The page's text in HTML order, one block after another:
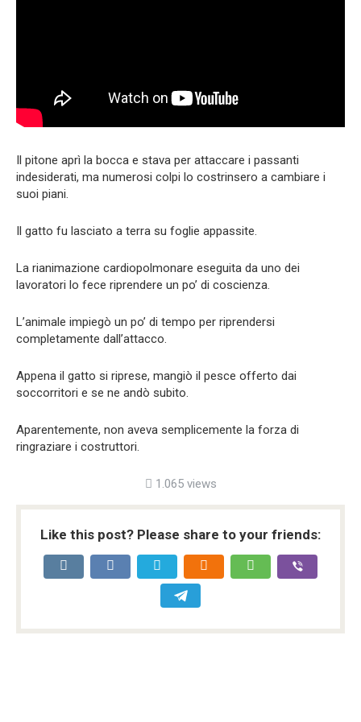
Il pitone aprì la bocca e stava per attaccare i passanti
indesiderati, ma numerosi colpi lo costrinsero a cambiare i
suoi piani.
Il gatto fu lasciato a terra su foglie appassite.
La rianimazione cardiopolmonare eseguita da uno dei
lavoratori lo fece riprendere un po’ di coscienza.
L’animale impiegò un po’ di tempo per riprendersi
completamente dall’attacco.
Appena il gatto si riprese, mangiò il pesce offerto dai
soccorritori e se ne andò subito.
Aparentemente, non aveva semplicemente la forza di
ringraziare i costruttori.
1.065 views
Like this post? Please share to your friends: